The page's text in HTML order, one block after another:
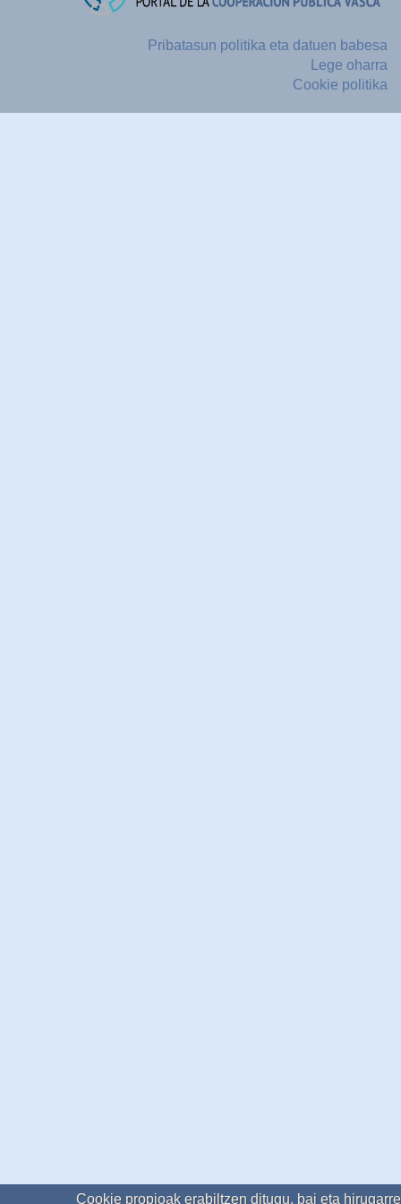
Pribatasun politika eta datuen babesa
Lege oharra
Cookie politika
Cookie propioak erabiltzen ditugu, bai eta